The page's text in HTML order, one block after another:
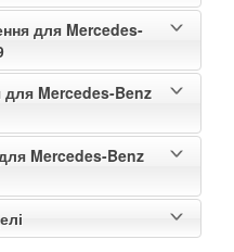
для Mercedes-
Mercedes-Benz
Mercedes-Benz